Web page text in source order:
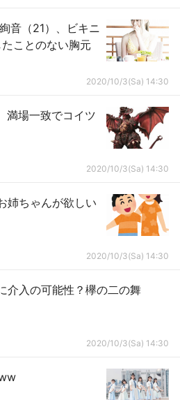
音（21）、ビキニ
ことのない胸元
2020/10/3(Sa) 14:30
満場一致でコイツ
2020/10/3(Sa) 14:30
姉ちゃんが欲しい
2020/10/3(Sa) 14:30
介入の可能性？欅の二の舞
2020/10/3(Sa) 14:30